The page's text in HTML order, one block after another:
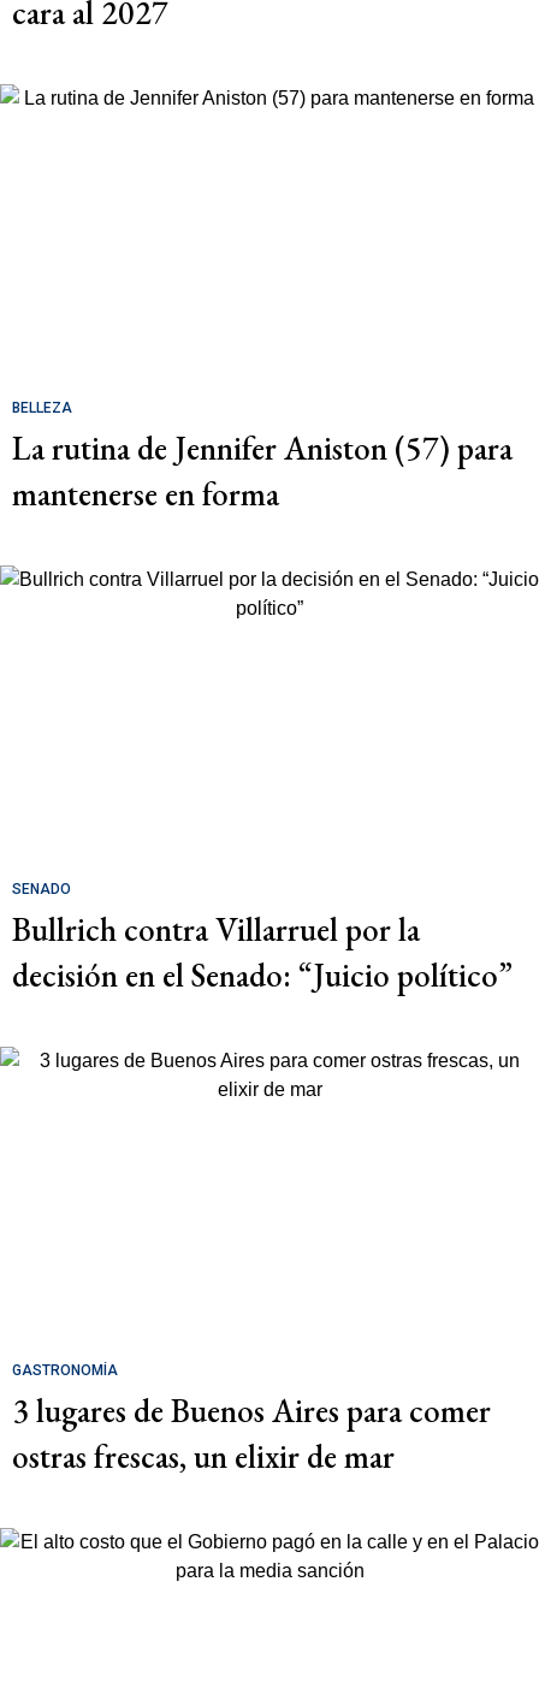
cara al 2027
BELLEZA
La rutina de Jennifer Aniston (57) para
mantenerse en forma
SENADO
Bullrich contra Villarruel por la
decisión en el Senado: “Juicio político”
GASTRONOMÍA
3 lugares de Buenos Aires para comer
ostras frescas, un elixir de mar